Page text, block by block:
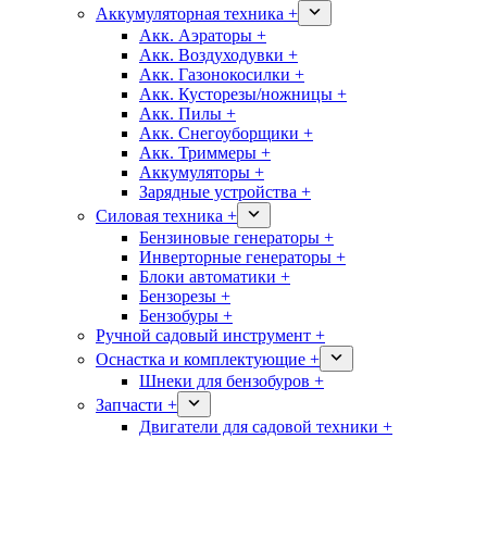
Аккумуляторная техника +
Акк. Аэраторы +
Акк. Воздуходувки +
Акк. Газонокосилки +
Акк. Кусторезы/ножницы +
Акк. Пилы +
Акк. Снегоуборщики +
Акк. Триммеры +
Аккумуляторы +
Зарядные устройства +
Силовая техника +
Бензиновые генераторы +
Инверторные генераторы +
Блоки автоматики +
Бензорезы +
Бензобуры +
Ручной садовый инструмент +
Оснастка и комплектующие +
Шнеки для бензобуров +
Запчасти +
Двигатели для садовой техники +